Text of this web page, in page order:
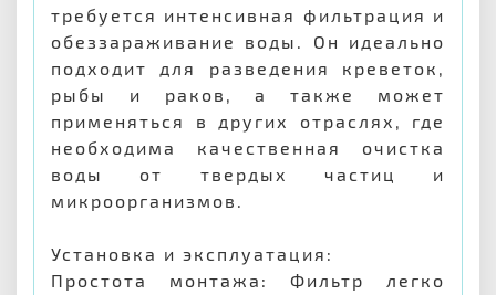
требуется интенсивная фильтрация и
обеззараживание воды. Он идеально
подходит для разведения креветок,
рыбы и раков, а также может
применяться в других отраслях, где
необходима качественная очистка
воды от твердых частиц и
микроорганизмов.
Установка и эксплуатация:
Простота монтажа: Фильтр легко